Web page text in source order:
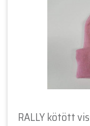
RALLY kötött